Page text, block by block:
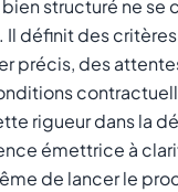
structuré ne se
Il définit des
précis, des
rigueur dans la
émettrice à
de lancer le